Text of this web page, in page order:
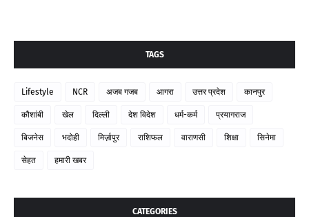
TAGS
Lifestyle NCR अजब गजब आगरा उत्तर प्रदेश कानपुर
कौशांबी खेल दिल्ली देश विदेश धर्म-कर्म प्रयागराज
बिजनेस भदोही मिर्ज़ापुर राशिफल वाराणसी शिक्षा सिनेमा
सेहत हमारी खबर
CATEGORIES